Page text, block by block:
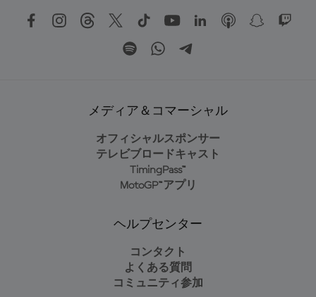
メディア＆コマーシャル
オフィシャルスポンサー
テレビブロードキャスト
TimingPass™
MotoGP™アプリ
ヘルプセンター
コンタクト
よくある質問
コミュニティ参加